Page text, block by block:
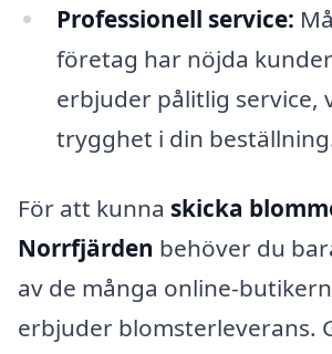
Professionell service:
företag har nöjda
erbjuder pålitlig service,
trygghet i din
För att kunna skicka
Norrfjärden behöver du
av de många online-
erbjuder blomsterleverans.